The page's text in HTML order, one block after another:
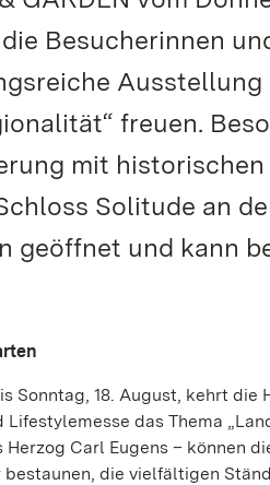
Besucherinnen
freuen.
mit historischen
Solitude an
geöffnet und kann
Sonntag, 18. August, kehrt
das Thema
Carl Eugens – können
die vielfältigen